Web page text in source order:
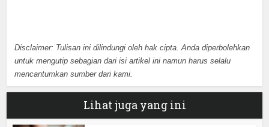
Disclaimer: Tulisan ini dilindungi oleh hak cipta. Anda diperbolehkan
untuk mengutip sebagian dari isi artikel ini namun harus selalu
mencantumkan sumber dari kami.
Lihat juga yang ini